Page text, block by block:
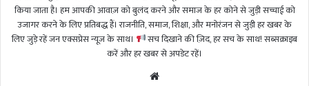
किया जाता है। हम आपकी आवाज़ को बुलंद करने और समाज के हर कोने से जुड़ी सच्चाई को
उजागर करने के लिए प्रतिबद्ध हैं। राजनीति, समाज, शिक्षा, और मनोरंजन से जुड़ी हर खबर के
लिए जुड़े रहें जन एक्सप्रेस न्यूज़ के साथ।
सच दिखाने की ज़िद, हर सच के साथ! सब्सक्राइब
करें और हर खबर से अपडेट रहें।